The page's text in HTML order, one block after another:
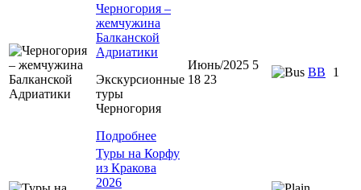
Черногория –
жемчужина
Балканской
Адриатики
Экскурсионные
туры
Черногория
Подробнее
Июнь/2025 5
18 23
BB 1
Туры на Корфу
из Кракова
2026